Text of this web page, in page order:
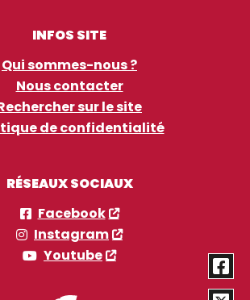
INFOS SITE
Qui sommes-nous ?
Nous contacter
sur le site
de confidentialité
RÉSEAUX SOCIAUX
Facebook
Instagram
Youtube